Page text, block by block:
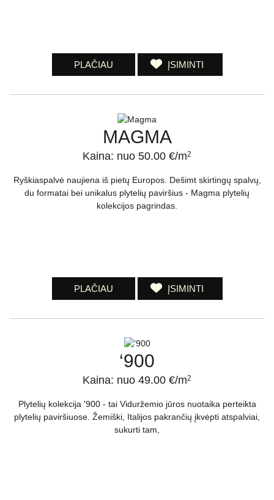
PLAČIAU ĮSIMINTI
MAGMA
Kaina: nuo 50.00 €/m2
Ryškiaspalvė naujiena iš pietų Europos. Dešimt skirtingų spalvų,
du formatai bei unikalus plytelių paviršius - Magma plytelių
kolekcijos pagrindas.
PLAČIAU ĮSIMINTI
‘900
Kaina: nuo 49.00 €/m2
Plytelių kolekcija '900 - tai Viduržemio jūros nuotaika perteikta
plytelių paviršiuose. Žemiški, Italijos pakrančių įkvėpti atspalviai,
sukurti tam,